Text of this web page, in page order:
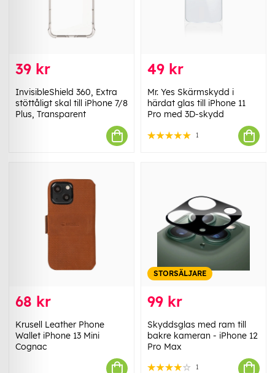
39 kr
InvisibleShield 360, Extra
stöttåligt skal till iPhone 7/8
Plus, Transparent
49 kr
Mr. Yes Skärmskydd i
härdat glas till iPhone 11
Pro med 3D-skydd
1
68 kr
Krusell Leather Phone
Wallet iPhone 13 Mini
Cognac
STORSÄLJARE
99 kr
Skyddsglas med ram till
bakre kameran - iPhone 12
Pro Max
1